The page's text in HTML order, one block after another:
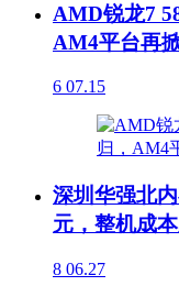
AMD锐龙7
AM4平台再
6 07.15
深圳华强北
元，整机成
8 06.27